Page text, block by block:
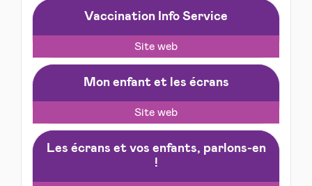
Vaccination Info Service
Site web
Mon enfant et les écrans
Site web
Les écrans et vos enfants, parlons-en
!